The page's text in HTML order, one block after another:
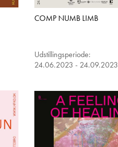
COMP NUMB LIMB
Udstillingsperiode:
24.06.2023 - 24.09.2023